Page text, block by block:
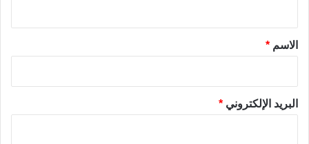
*الاسم *
البريد الإلكتروني *